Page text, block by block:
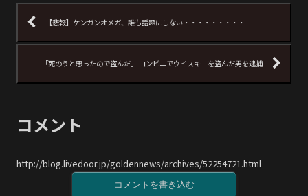
【悲報】ケンガンオメガ、誰も話題にしない・・・・・・・・・
「死のうと思ったので盗んだ」 コンビニでウイスキーを盗んだ男を逮捕
コメント
http://blog.livedoor.jp/goldennews/archives/52254721.html
コメントを書き込む